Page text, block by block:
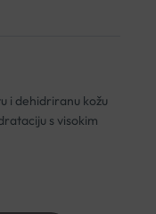
i dehidriranu kožu
s visokim